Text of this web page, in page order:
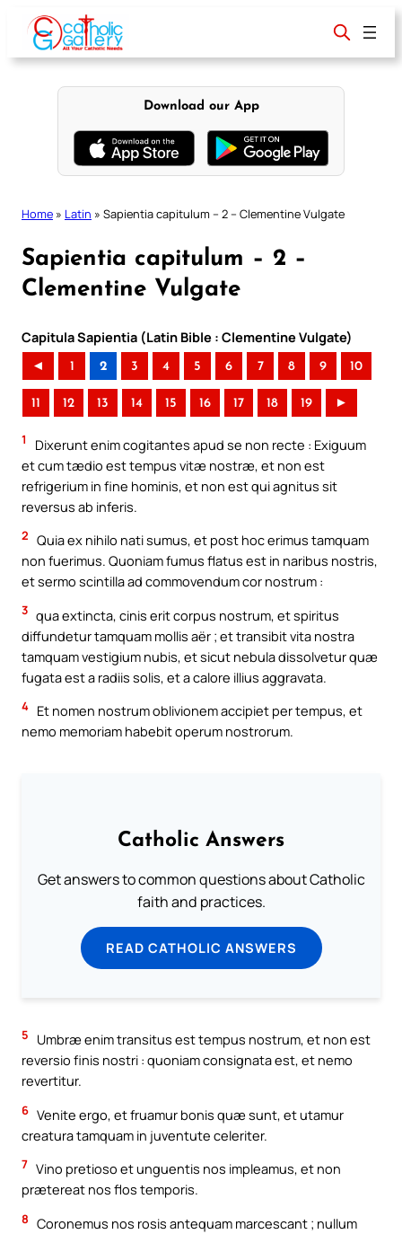
content
Download our App
Home » Latin » Sapientia capitulum – 2 – Clementine Vulgate
Sapientia capitulum – 2 –
Clementine Vulgate
Capitula Sapientia (Latin Bible : Clementine Vulgate)
◄ 1 2 3 4 5 6 7 8 9 10
11 12 13 14 15 16 17 18 19 ►
1
Dixerunt enim cogitantes apud se non recte : Exiguum
et cum tædio est tempus vitæ nostræ, et non est
refrigerium in fine hominis, et non est qui agnitus sit
reversus ab inferis.
2 Quia ex nihilo nati sumus, et post hoc erimus tamquam
non fuerimus. Quoniam fumus flatus est in naribus nostris,
et sermo scintilla ad commovendum cor nostrum :
3 qua extincta, cinis erit corpus nostrum, et spiritus
diffundetur tamquam mollis aër ; et transibit vita nostra
tamquam vestigium nubis, et sicut nebula dissolvetur quæ
fugata est a radiis solis, et a calore illius aggravata.
4 Et nomen nostrum oblivionem accipiet per tempus, et
nemo memoriam habebit operum nostrorum.
Catholic Answers
Get answers to common questions about Catholic
faith and practices.
READ CATHOLIC ANSWERS
5
Umbræ enim transitus est tempus nostrum, et non est
reversio finis nostri : quoniam consignata est, et nemo
revertitur.
6 Venite ergo, et fruamur bonis quæ sunt, et utamur
creatura tamquam in juventute celeriter.
7 Vino pretioso et unguentis nos impleamus, et non
prætereat nos flos temporis.
8 Coronemus nos rosis antequam marcescant ; nullum